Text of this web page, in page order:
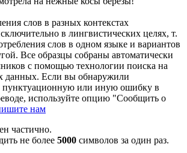
слов в разных контекстах
в лингвистических целях, т.
слов в одном языке и вариантов
Все образцы собраны автоматически
с помощью технологии поиска на
данных. Если вы обнаружили
пунктуационную или иную ошибку в
используйте опцию "Сообщить о
нам
частично.
не более 5000 символов за один раз.